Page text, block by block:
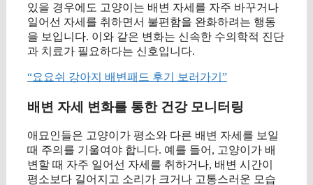
있을 경우에도 고양이는 배변 자세를 자주 바꾸거나
일어선 자세를 취하면서 불편함을 완화하려는 행동
을 보입니다. 이와 같은 변화는 신속한 수의학적 진단
과 치료가 필요하다는 신호입니다.
“요요쉬 강아지 배변패드 후기 보러가기”
배변 자세 변화를 통한 건강 모니터링
애묘인들은 고양이가 평소와 다른 배변 자세를 보일
때 주의를 기울여야 합니다. 예를 들어, 고양이가 배
변할 때 자주 일어선 자세를 취하거나, 배변 시간이
평소보다 길어지고 소리가 크거나 고통스러운 모습